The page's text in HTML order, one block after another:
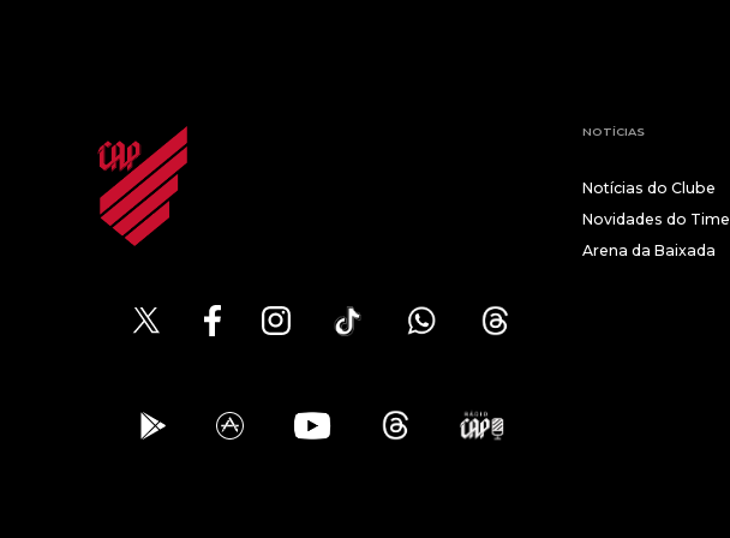
NOTÍCIAS
Notícias do Clube
Novidades do Time
Arena da Baixada